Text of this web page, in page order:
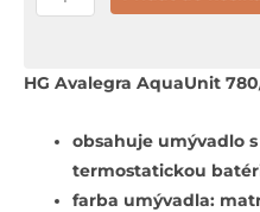
Hansgrohe
Umývadlo
cm,
termostatickou
HG Avalegra AquaUnit
obsahuje umývadlo
termostatickou
farba umývadla: